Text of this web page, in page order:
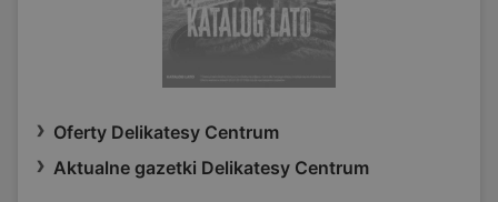
Oferty Delikatesy Centrum
Aktualne gazetki Delikatesy Centrum